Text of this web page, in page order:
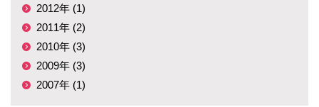
2012年 (1)
2011年 (2)
2010年 (3)
2009年 (3)
2007年 (1)